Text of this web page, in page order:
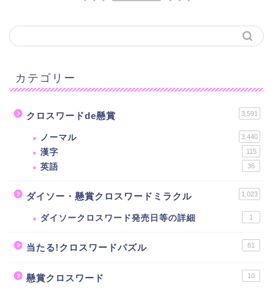
カテゴリー
クロスワードde懸賞 3,591
ノーマル 3,440
漢字 115
英語 36
ダイソー・懸賞クロスワードミラクル 1,023
ダイソークロスワード発売日等の詳細 1
当たる!クロスワードパズル 81
懸賞クロスワード 10